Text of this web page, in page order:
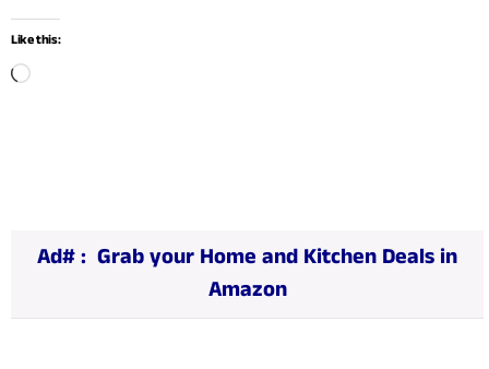
Like this:
Ad# : Grab your Home and Kitchen Deals in
Amazon